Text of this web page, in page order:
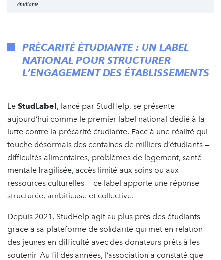
étudiante
PRÉCARITÉ ÉTUDIANTE : UN LABEL
NATIONAL POUR STRUCTURER
L’ENGAGEMENT DES ÉTABLISSEMENTS
Le StudLabel, lancé par StudHelp, se présente
aujourd’hui comme le premier label national dédié à la
lutte contre la précarité étudiante. Face à une réalité qui
touche désormais des centaines de milliers d’étudiants —
difficultés alimentaires, problèmes de logement, santé
mentale fragilisée, accès limité aux soins ou aux
ressources culturelles — ce label apporte une réponse
structurée, ambitieuse et collective.
Depuis 2021, StudHelp agit au plus près des étudiants
grâce à sa plateforme de solidarité qui met en relation
des jeunes en difficulté avec des donateurs prêts à les
soutenir. Au fil des années, l’association a constaté que